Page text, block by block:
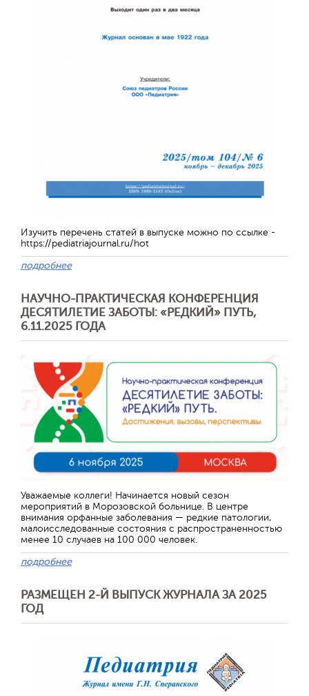
Изучить перечень статей в выпуске можно по ссылке -
https://pediatriajournal.ru/hot
подробнее
НАУЧНО-ПРАКТИЧЕСКАЯ КОНФЕРЕНЦИЯ
ДЕСЯТИЛЕТИЕ ЗАБОТЫ: «РЕДКИЙ» ПУТЬ,
6.11.2025 ГОДА
Уважаемые коллеги! Начинается новый сезон
мероприятий в Морозовской больнице. В центре
внимания орфанные заболевания — редкие патологии,
малоисследованные состояния с распространенностью
менее 10 случаев на 100 000 человек.
подробнее
РАЗМЕЩЕН 2-Й ВЫПУСК ЖУРНАЛА ЗА 2025
ГОД
Отправить